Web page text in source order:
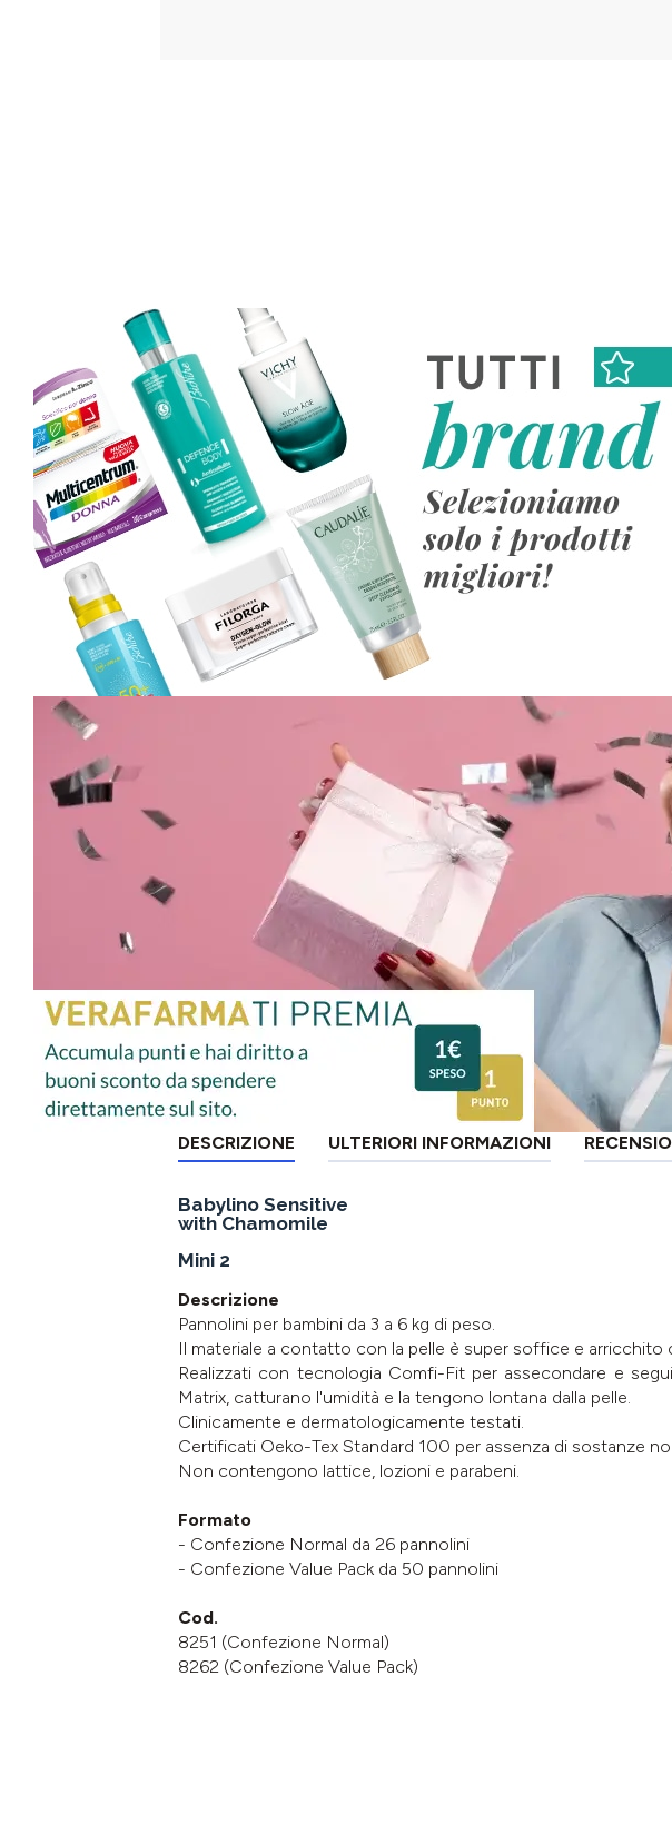
DESCRIZIONE ULTERIORI INFORMAZIONI
Babylino Sensitive
with Chamomile
Mini 2
Descrizione
Pannolini per bambini da 3 a 6 kg di peso.
Il materiale a contatto con la pelle è super soffice e
Realizzati con tecnologia Comfi-Fit per assecondare e
Matrix, catturano l'umidità e la tengono lontana dalla pelle.
Clinicamente e dermatologicamente testati.
Certificati Oeko-Tex Standard 100 per assenza di sostanze
Non contengono lattice, lozioni e parabeni.
Formato
- Confezione Normal da 26 pannolini
- Confezione Value Pack da 50 pannolini
Cod.
8251 (Confezione Normal)
8262 (Confezione Value Pack)